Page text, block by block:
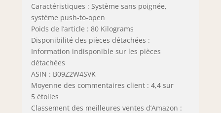
Caractéristiques : Système sans poignée,
système push-to-open
Poids de l’article : 80 Kilograms
Disponibilité des pièces détachées :
Information indisponible sur les pièces
détachées
ASIN : B09Z2W4SVK
Moyenne des commentaires client : 4,4 sur
5 étoiles
Classement des meilleures ventes d’Amazon :